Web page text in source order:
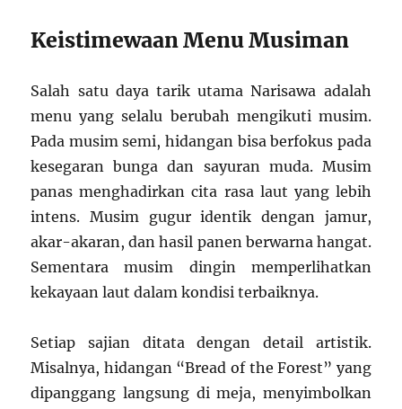
Keistimewaan Menu Musiman
Salah satu daya tarik utama Narisawa adalah
menu yang selalu berubah mengikuti musim.
Pada musim semi, hidangan bisa berfokus pada
kesegaran bunga dan sayuran muda. Musim
panas menghadirkan cita rasa laut yang lebih
intens. Musim gugur identik dengan jamur,
akar-akaran, dan hasil panen berwarna hangat.
Sementara musim dingin memperlihatkan
kekayaan laut dalam kondisi terbaiknya.
Setiap sajian ditata dengan detail artistik.
Misalnya, hidangan “Bread of the Forest” yang
dipanggang langsung di meja, menyimbolkan